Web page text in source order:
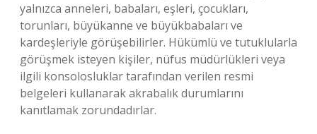
yalnızca anneleri, babaları, eşleri, çocukları,
torunları, büyükanne ve büyükbabaları ve
kardeşleriyle görüşebilirler. Hükümlü ve tutuklularla
görüşmek isteyen kişiler, nüfus müdürlükleri veya
ilgili konsolosluklar tarafından verilen resmi
belgeleri kullanarak akrabalık durumlarını
kanıtlamak zorundadırlar.